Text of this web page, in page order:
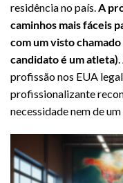
residência no país.A
caminhos mais fáceis
com um visto
candidato é um atleta)
profissão nos EUA
profissionalizante
necessidade nem de